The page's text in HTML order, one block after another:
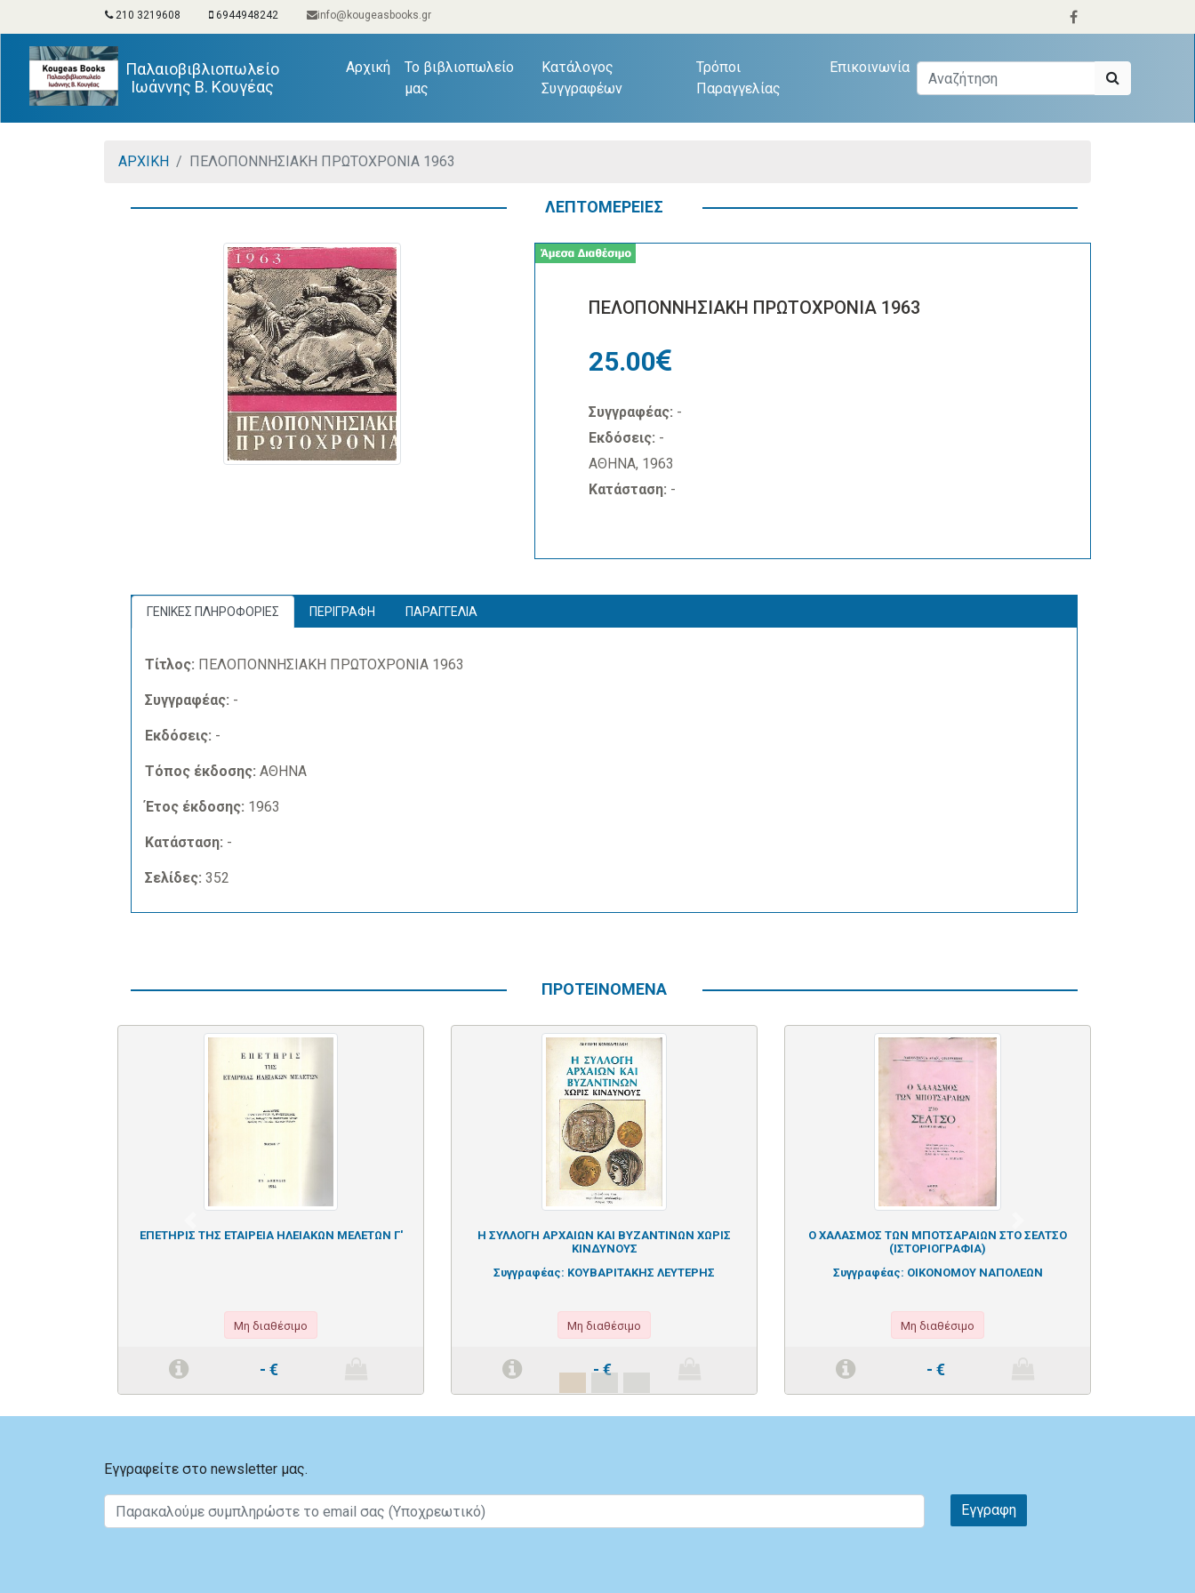
210 3219608 6944948242 info@kougeasbooks.gr
Παλαιοβιβλιοπωλείο
Ιωάννης Β. Κουγέας
Αρχική(current)
Το βιβλιοπωλείο
μας
Κατάλογος
Συγγραφέων
Τρόποι
Παραγγελίας
Επικοινωνία
ΑΡΧΙΚΗ ΠΕΛΟΠΟΝΝΗΣΙΑΚΗ ΠΡΩΤΟΧΡΟΝΙΑ 1963
ΛΕΠΤΟΜΕΡΕΙΕΣ
ΠΕΛΟΠΟΝΝΗΣΙΑΚΗ ΠΡΩΤΟΧΡΟΝΙΑ 1963
25.00
Συγγραφέας: -
Εκδόσεις: -
ΑΘΗΝΑ, 1963
Κατάσταση: -
ΓΕΝΙΚΕΣ ΠΛΗΡΟΦΟΡΙΕΣ ΠΕΡΙΓΡΑΦΗ ΠΑΡΑΓΓΕΛΙΑ
Τίτλος: ΠΕΛΟΠΟΝΝΗΣΙΑΚΗ ΠΡΩΤΟΧΡΟΝΙΑ 1963
Συγγραφέας: -
Εκδόσεις: -
Τόπος έκδοσης: ΑΘΗΝΑ
Έτος έκδοσης: 1963
Κατάσταση: -
Σελίδες: 352
ΠΡΟΤΕΙΝΟΜΕΝΑ
ΕΠΕΤΗΡΙΣ ΤΗΣ ΕΤΑΙΡΕΙΑ ΗΛΕΙΑΚΩΝ ΜΕΛΕΤΩΝ Γ'
Μη διαθέσιμο
- €
Η ΣΥΛΛΟΓΗ ΑΡΧΑΙΩΝ ΚΑΙ ΒΥΖΑΝΤΙΝΩΝ ΧΩΡΙΣ
ΚΙΝΔΥΝΟΥΣ
Συγγραφέας: ΚΟΥΒΑΡΙΤΑΚΗΣ ΛΕΥΤΕΡΗΣ
Μη διαθέσιμο
- €
Ο ΧΑΛΑΣΜΟΣ ΤΩΝ ΜΠΟΤΣΑΡΑΙΩΝ ΣΤΟ ΣΕΛΤΣΟ
(ΙΣΤΟΡΙΟΓΡΑΦΙΑ)
Συγγραφέας: ΟΙΚΟΝΟΜΟΥ ΝΑΠΟΛΕΩΝ
Μη διαθέσιμο
- €
Previous Next
Εγγραφείτε στο newsletter μας.
Εγγραφη